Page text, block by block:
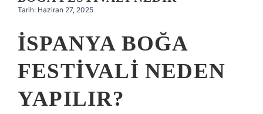
Tarih: Haziran 27, 2025
İSPANYA BOĞA
FESTIVALI NEDEN
YAPILIR?